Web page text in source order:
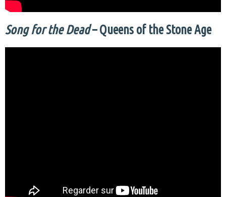
Song for the Dead– Queens of the Stone Age